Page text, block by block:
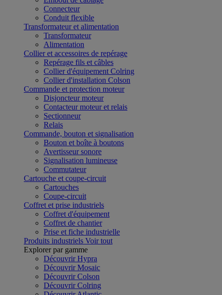
Connecteur
Conduit flexible
Transformateur et alimentation
Transformateur
Alimentation
Collier et accessoires de repérage
Repérage fils et câbles
Collier d'équipement Colring
Collier d'installation Colson
Commande et protection moteur
Disjoncteur moteur
Contacteur moteur et relais
Sectionneur
Relais
Commande, bouton et signalisation
Bouton et boîte à boutons
Avertisseur sonore
Signalisation lumineuse
Commutateur
Cartouche et coupe-circuit
Cartouches
Coupe-circuit
Coffret et prise industriels
Coffret d'équipement
Coffret de chantier
Prise et fiche industrielle
Produits industriels Voir tout
Explorer par gamme
Découvrir Hypra
Découvrir Mosaic
Découvrir Colson
Découvrir Colring